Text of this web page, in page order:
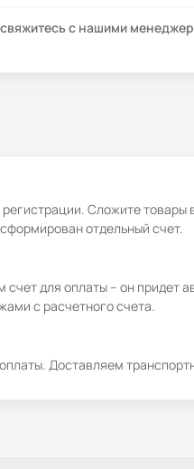
с нашими
Сложите товары
отдельный счет.
для оплаты – он придет
с расчетного счета.
Доставляем